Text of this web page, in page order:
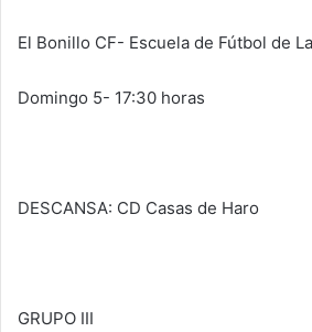
El Bonillo CF- Escuela de Fútbol de
Domingo 5- 17:30 horas
DESCANSA: CD Casas de Haro
GRUPO III